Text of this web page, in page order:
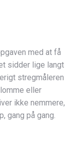
med at få
sidder lige langt
stregmåleren
eller
ikke nemmere,
gang på gang.